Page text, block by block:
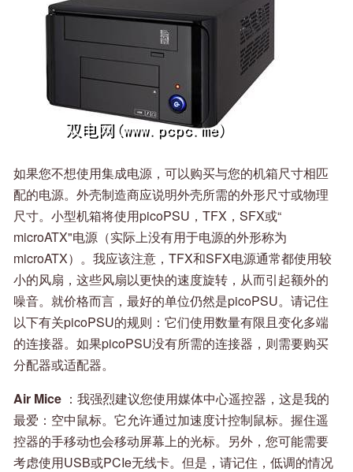
如果您不想使用集成电源，可以购买与您的机箱尺寸相匹
配的电源。外壳制造商应说明外壳所需的外形尺寸或物理
尺寸。小型机箱将使用picoPSU，TFX，SFX或“
microATX"电源（实际上没有用于电源的外形称为
microATX）。我应该注意，TFX和SFX电源通常都使用较
小的风扇，这些风扇以更快的速度旋转，从而引起额外的
噪音。就价格而言，最好的单位仍然是picoPSU。请记住
以下有关picoPSU的规则：它们使用数量有限且变化多端
的连接器。如果picoPSU没有所需的连接器，则需要购买
分配器或适配器。
Air Mice ：我强烈建议您使用媒体中心遥控器，这是我的
最爱：空中鼠标。它允许通过加速度计控制鼠标。握住遥
控器的手移动也会移动屏幕上的光标。另外，您可能需要
考虑使用USB或PCIe无线卡。但是，请记住，低调的情况